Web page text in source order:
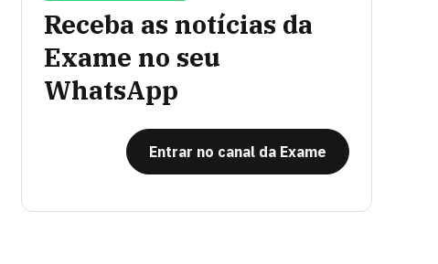
Receba as notícias da
Exame no seu
WhatsApp
Entrar no canal da Exame